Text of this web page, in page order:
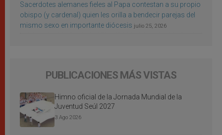
Sacerdotes alemanes fieles al Papa contestan a su propio
obispo (y cardenal) quien les orilla a bendecir parejas del
mismo sexo en importante diócesis julio 25, 2026
PUBLICACIONES MÁS VISTAS
Himno oficial de la Jornada Mundial de la
Juventud Seúl 2027
3 Ago 2026